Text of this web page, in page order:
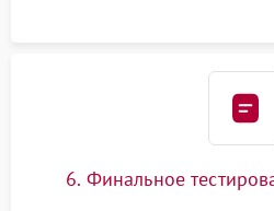
6. Финальное